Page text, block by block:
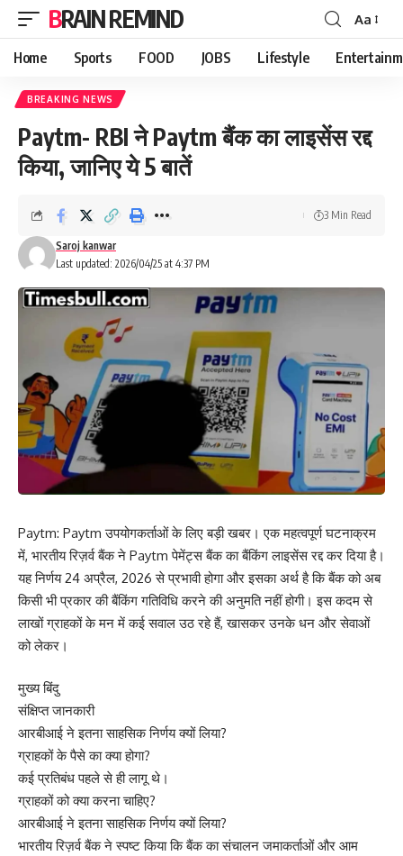
BRAIN REMIND
Font
Resizer
Aa
Home Sports FOOD JOBS Lifestyle
BREAKING NEWS
Paytm- RBI ने Paytm बैंक का लाइसेंस रद्द
किया, जानिए ये 5 बातें
Last updated: 2026/04/25 at 4:37 PM
Saroj kanwar
3 Min Read
Paytm: Paytm उपयोगकर्ताओं के लिए बड़ी खबर। एक महत्वपूर्ण घटनाक्रम
में, भारतीय रिज़र्व बैंक ने Paytm पेमेंट्स बैंक का बैंकिंग लाइसेंस रद्द कर दिया है।
यह निर्णय 24 अप्रैल, 2026 से प्रभावी होगा और इसका अर्थ है कि बैंक को अब
किसी भी प्रकार की बैंकिंग गतिविधि करने की अनुमति नहीं होगी। इस कदम से
लाखों ग्राहकों के मन में कई सवाल उठ रहे हैं, खासकर उनके धन और सेवाओं
को लेकर।
मुख्य बिंदु
संक्षिप्त जानकारी
आरबीआई ने इतना साहसिक निर्णय क्यों लिया?
ग्राहकों के पैसे का क्या होगा?
कई प्रतिबंध पहले से ही लागू थे।
ग्राहकों को क्या करना चाहिए?
आरबीआई ने इतना साहसिक निर्णय क्यों लिया?
भारतीय रिज़र्व बैंक ने स्पष्ट किया कि बैंक का संचालन जमाकर्ताओं और आम